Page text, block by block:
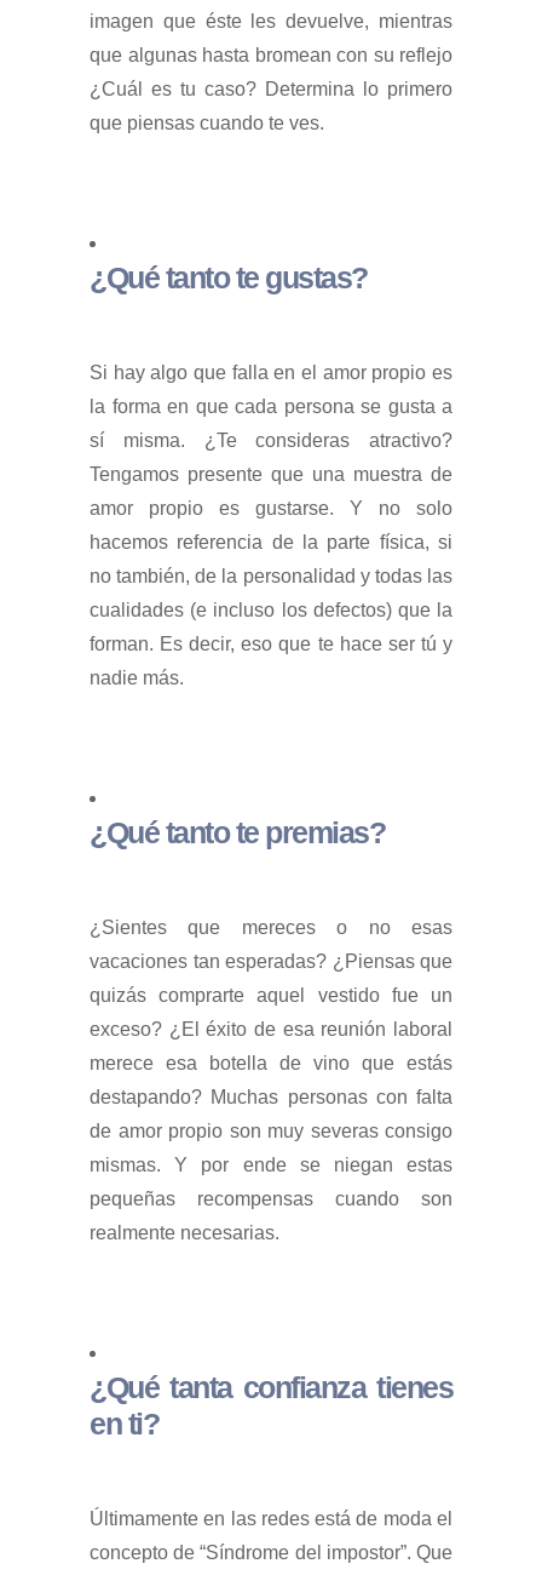
imagen que éste les devuelve, mientras
que algunas hasta bromean con su reflejo
¿Cuál es tu caso? Determina lo primero
que piensas cuando te ves.
¿Qué tanto te gustas?
Si hay algo que falla en el amor propio es
la forma en que cada persona se gusta a
sí misma. ¿Te consideras atractivo?
Tengamos presente que una muestra de
amor propio es gustarse. Y no solo
hacemos referencia de la parte física, si
no también, de la personalidad y todas las
cualidades (e incluso los defectos) que la
forman. Es decir, eso que te hace ser tú y
nadie más.
¿Qué tanto te premias?
¿Sientes que mereces o no esas
vacaciones tan esperadas? ¿Piensas que
quizás comprarte aquel vestido fue un
exceso? ¿El éxito de esa reunión laboral
merece esa botella de vino que estás
destapando? Muchas personas con falta
de amor propio son muy severas consigo
mismas. Y por ende se niegan estas
pequeñas recompensas cuando son
realmente necesarias.
¿Qué tanta confianza tienes
en ti?
Últimamente en las redes está de moda el
concepto de “Síndrome del impostor”. Que